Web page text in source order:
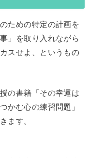
ための特定の計画を
」を取り入れながら
スせよ、というもの
の書籍「その幸運は
かむ心の練習問題」
ます。